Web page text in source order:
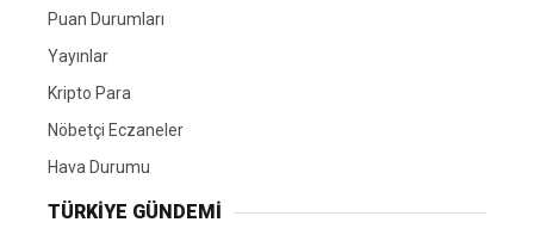
Puan Durumları
Yayınlar
Kripto Para
Nöbetçi Eczaneler
Hava Durumu
TÜRKIYE GÜNDEMI